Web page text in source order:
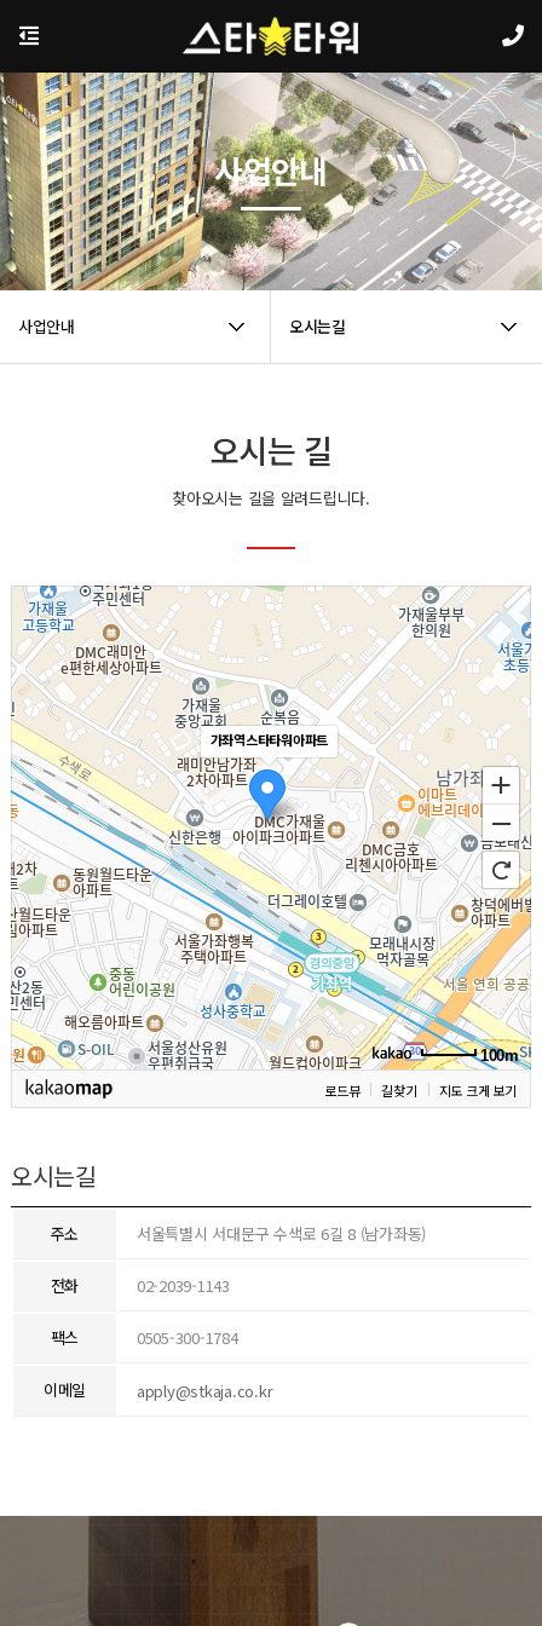
사업안내 오시는길
사업안내
오시는 길
찾아오시는 길을 알려드립니다.
가좌역스타타워아파트
100m
로드뷰 길찾기 지도 크게 보기
오시는길
주소 서울특별시 서대문구 수색로 6길 8 (남가좌동)
전화 02-2039-1143
팩스 0505-300-1784
이메일 apply@stkaja.co.kr